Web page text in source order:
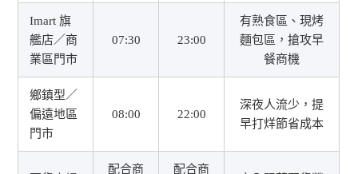
Imart 旗
艦店／商
業區門市
07:30 23:00
有熟食區、現烤
麵包區，搶攻早
餐商機
鄉鎮型／
偏遠地區
門市
08:00 22:00
深夜人流少，提
早打烊節省成本
配合商
配合商